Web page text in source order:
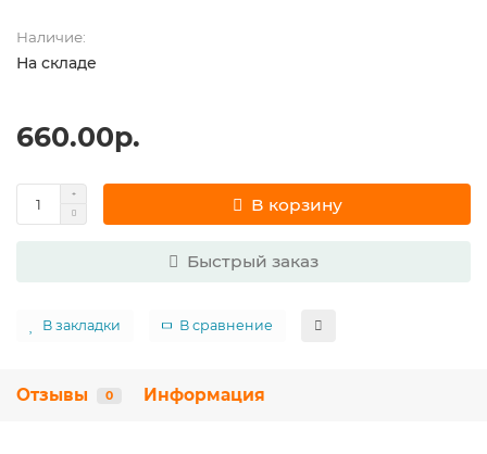
Наличие:
На складе
660.00р.
В корзину
Быстрый заказ
В закладки В сравнение
Отзывы 0 Информация